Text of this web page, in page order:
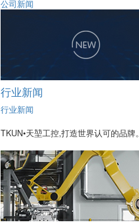
公司新闻
行业新闻
行业新闻
TKUN•天堃工控,打造世界认可的品牌。